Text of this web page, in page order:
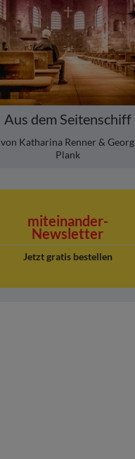
Aus dem Seitenschiff
von Katharina Renner & Georg
Plank
miteinander-
Newsletter
Jetzt gratis bestellen